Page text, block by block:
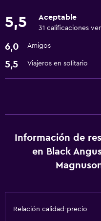
Servicios y facilidades
Servicios básicos
Wifi gratis
5,5 Aceptable
31 calificaciones
6,0 Amigos
5,5 Viajeros en solitario
Información de
en Black
Relación calidad-precio